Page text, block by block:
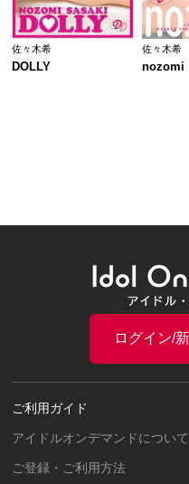
佐々木希
DOLLY
佐々木希
nozomi
ご利用ガイド
アイドルオンデマンドについて
ご登録・ご利用方法
ログイン/